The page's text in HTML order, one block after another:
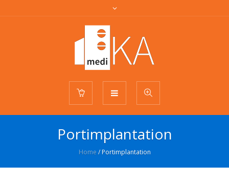
Portimplantation
Home /Portimplantation